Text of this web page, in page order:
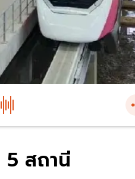
5 สถานี